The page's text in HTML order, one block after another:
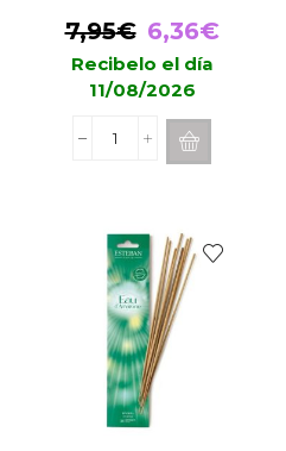
7,95€ El
precio
original
era:
7,95€.
6,36€El
Recibelo el día
11/08/2026
Incienso
ESTEBAN
d
´Hibiscus
cantidad